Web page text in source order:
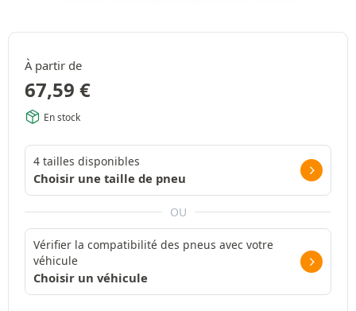
À partir de
67,59 €
En stock
4 tailles disponibles
Choisir une taille de pneu
OU
Vérifier la compatibilité des pneus avec votre
véhicule
Choisir un véhicule